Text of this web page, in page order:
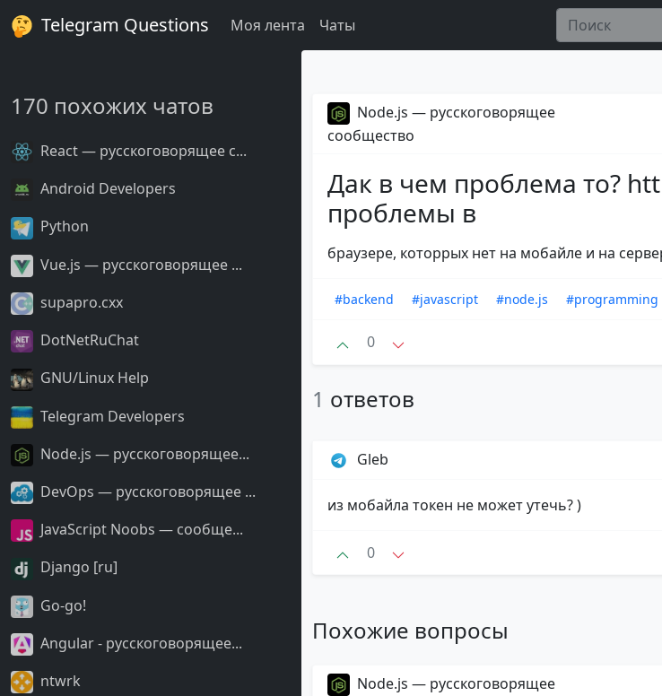
Telegram Questions Моя лента Чаты
170 похожих чатов
React — русскоговорящее с...
Android Developers
Python
Vue.js — русскоговорящее ...
supapro.cxx
DotNetRuChat
GNU/Linux Help
Telegram Developers
Node.js — русскоговорящее...
DevOps — русскоговорящее ...
JavaScript Noobs — сообще...
Django [ru]
Go-go!
Angular - русскоговорящее...
ntwrk
Node.js — русскоговорящее
сообщество
Дак в чем проблема то?
проблемы в
браузере, которрых нет на мобайле и на
#backend #javascript #node.js #programming
0
1 ответов
Gleb
из мобайла токен не может утечь? )
0
Похожие вопросы
Node.js — русскоговорящее